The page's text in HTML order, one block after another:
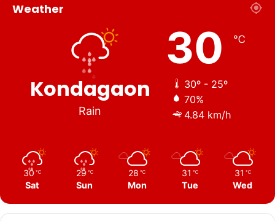
Weather
Kondagaon
Rain
30 ℃
30º - 25º
70%
4.84 km/h
30 ℃
Sat
29 ℃
Sun
28 ℃
Mon
31 ℃
Tue
31 ℃
Wed